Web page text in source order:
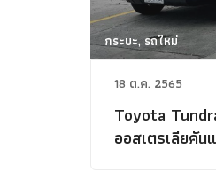
กระบะ, รถใหม่
18 ต.ค. 2565
Toyota
ออสเตรเลียคัน